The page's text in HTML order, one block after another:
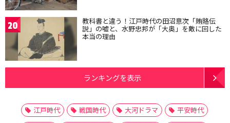
20 教科書と違う！江戸時代の田沼意次「賄賂伝
説」の嘘と、水野忠邦が「大奥」を敵に回した
本当の理由
ランキングを表示
江戸時代 戦国時代 大河ドラマ
平安時代